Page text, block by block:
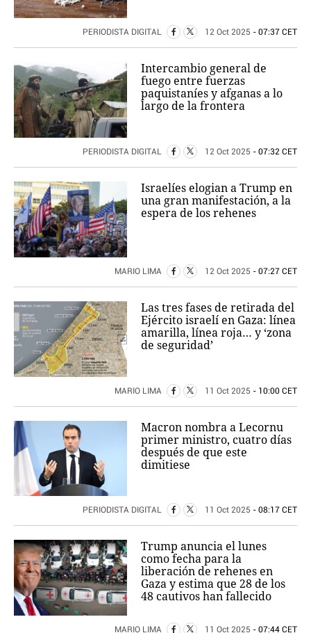
PERIODISTA DIGITAL 12 Oct 2025 - 07:37 CET
Intercambio general de
fuego entre fuerzas
paquistaníes y afganas a lo
largo de la frontera
PERIODISTA DIGITAL 12 Oct 2025 - 07:32 CET
Israelíes elogian a Trump en
una gran manifestación, a la
espera de los rehenes
MARIO LIMA 12 Oct 2025 - 07:27 CET
Las tres fases de retirada del
Ejército israelí en Gaza: línea
amarilla, línea roja… y ‘zona
de seguridad’
MARIO LIMA 11 Oct 2025 - 10:00 CET
Macron nombra a Lecornu
primer ministro, cuatro días
después de que este
dimitiese
PERIODISTA DIGITAL 11 Oct 2025 - 08:17 CET
Trump anuncia el lunes
como fecha para la
liberación de rehenes en
Gaza y estima que 28 de los
48 cautivos han fallecido
MARIO LIMA 11 Oct 2025 - 07:44 CET